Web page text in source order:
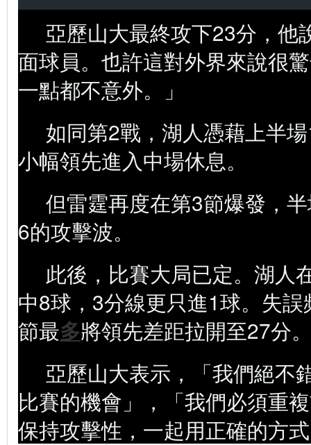
亞歷山大最終攻下23分，他
面球員。也許這對外界來說很
一點都不意外。」
如同第2戰，湖人憑藉上半
小幅領先進入中場休息。
但雷霆再度在第3節爆發，
6的攻擊波。
此後，比賽大局已定。湖人
中8球，3分線更只進1球。失
節最多將領先差距拉開至27分
亞歷山大表示，「我們絕不
比賽的機會」，「我們必須重
保持攻擊性，一起用正確的方